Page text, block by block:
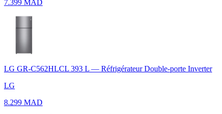
7.399 MAD
LG GR-C562HLCL 393 L — Réfrigérateur Double-porte Inverter
LG
8.299 MAD